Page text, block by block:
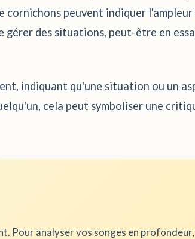
peuvent indiquer l'ampleur
des situations, peut-être en
indiquant qu'une situation ou un
cela peut symboliser une
Pour analyser vos songes en